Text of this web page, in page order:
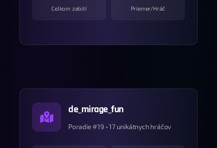
Celkom zabití Priemer/Hráč
de_mirage_fun
Poradie #19 • 17 unikátnych hráčov